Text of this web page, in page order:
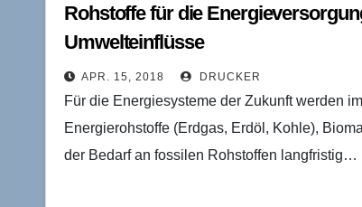
Rohstoffe für die
Umwelteinflüsse
APR. 15, 2018 DRUCKER
Für die Energiesysteme der Zukunft werden
Energierohstoffe (Erdgas, Erdöl, Kohle),
der Bedarf an fossilen Rohstoffen langfristig…